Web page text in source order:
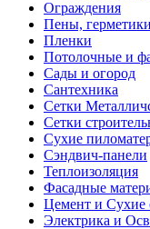
Ограждения
Пены,
Пленки
Потолочные и
Сады и огород
Сантехника
Сетки
Сетки
Сухие
Сэндвич-панели
Теплоизоляция
Фасадные
Цемент и Сухие
Электрика и